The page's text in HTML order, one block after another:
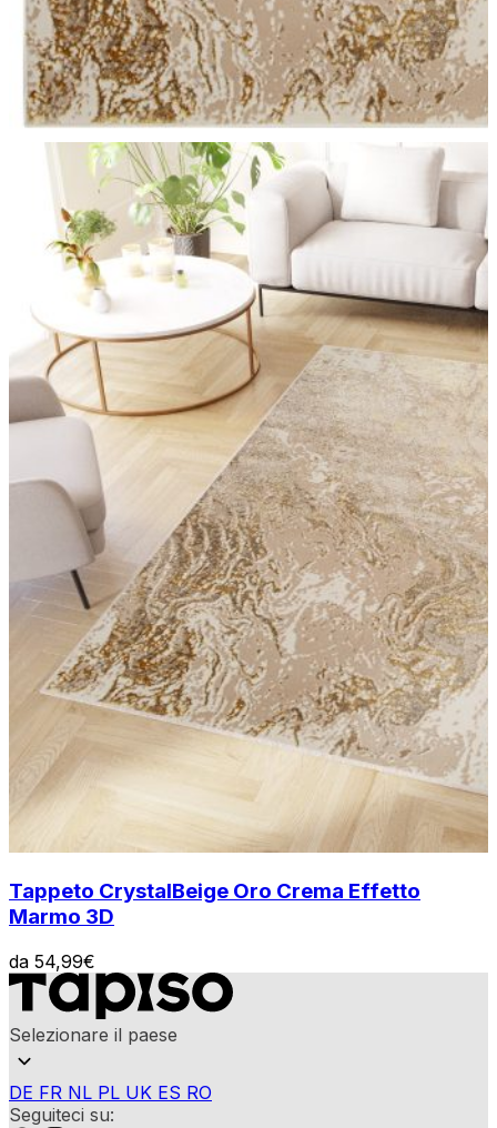
Tappeto CrystalBeige Oro Crema Effetto
Marmo 3D
da 54,99€
Selezionare il paese
DE FR NL PL UK ES RO
Seguiteci su: